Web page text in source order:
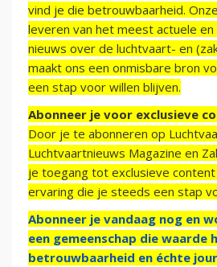
vind je die betrouwbaarheid.
leveren van het meest actuele en
nieuws over de luchtvaart- en
maakt ons een onmisbare bron
een stap voor willen blijven.
Abonneer je voor exclusieve
Door je te abonneren op
Luchtvaartnieuws Magazine en
je toegang tot exclusieve
ervaring die je steeds een stap
Abonneer je vandaag nog en
een gemeenschap die waarde
betrouwbaarheid en échte